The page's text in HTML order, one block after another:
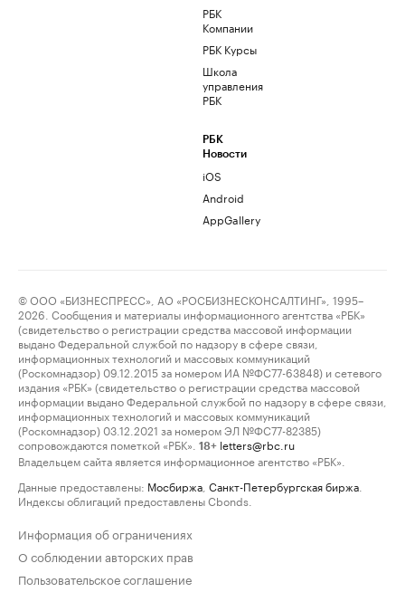
РБК
Компании
РБК Курсы
Школа
управления
РБК
РБК
Новости
iOS
Android
AppGallery
© ООО «БИЗНЕСПРЕСС», АО «РОСБИЗНЕСКОНСАЛТИНГ», 1995–
2026. Сообщения и материалы информационного агентства «РБК»
(свидетельство о регистрации средства массовой информации
выдано Федеральной службой по надзору в сфере связи,
информационных технологий и массовых коммуникаций
(Роскомнадзор) 09.12.2015 за номером ИА №ФС77-63848) и сетевого
издания «РБК» (свидетельство о регистрации средства массовой
информации выдано Федеральной службой по надзору в сфере связи,
информационных технологий и массовых коммуникаций
(Роскомнадзор) 03.12.2021 за номером ЭЛ №ФС77-82385)
сопровождаются пометкой «РБК».
18+ letters@rbc.ru
Владельцем сайта является информационное агентство «РБК».
Данные предоставлены: Мосбиржа Санкт-Петербургская биржа
Индексы облигаций предоставлены Cbonds.
Информация об ограничениях
О соблюдении авторских прав
Пользовательское соглашение